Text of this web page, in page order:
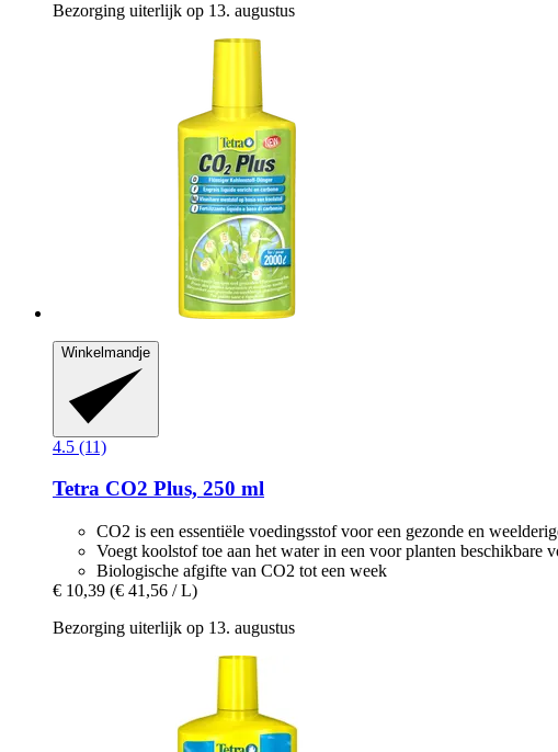
Bezorging uiterlijk op 13. augustus
Winkelmandje
4.5 (11)
Tetra CO2 Plus, 250 ml
CO2 is een essentiële voedingsstof voor een gezonde en
Voegt koolstof toe aan het water in een voor planten beschikbare
Biologische afgifte van CO2 tot een week
€ 10,39 (€ 41,56 / L)
Bezorging uiterlijk op 13. augustus